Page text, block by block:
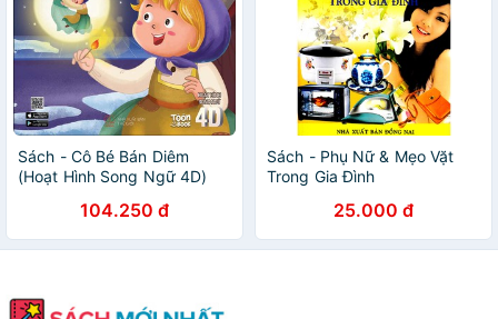
Sách - Cô Bé Bán Diêm
(Hoạt Hình Song Ngữ 4D)
104.250 đ
Sách - Phụ Nữ & Mẹo Vặt
Trong Gia Đình
25.000 đ